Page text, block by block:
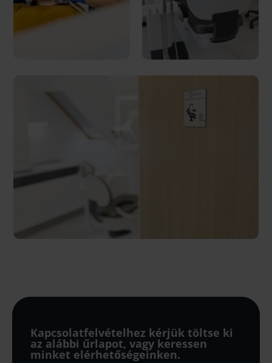
Kapcsolatfelvételhez kérjük töltse ki
az alábbi űrlapot, vagy keressen
minket elérhetőségeinken.